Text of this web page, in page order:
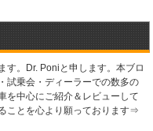
す。Dr. Poniと申します。本ブロ
試乗会・ディーラーでの数多の
を中心にご紹介＆レビューして
ことを心より願っております⇒